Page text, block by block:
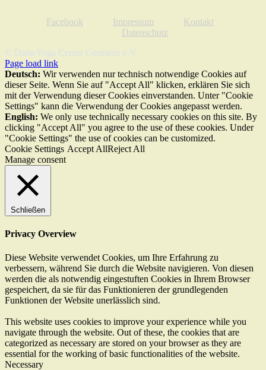
Facebook Impressum
Kontakt
Datenschutz
© Datta Yoga Center Germany e.V.
Page load link
Deutsch: Wir verwenden nur technisch notwendige Cookies auf
dieser Seite. Wenn Sie auf "Accept All" klicken, erklären Sie sich
mit der Verwendung dieser Cookies einverstanden. Unter "Cookie
Settings" kann die Verwendung der Cookies angepasst werden.
English: We only use technically necessary cookies on this site. By
clicking "Accept All" you agree to the use of these cookies. Under
"Cookie Settings" the use of cookies can be customized.
Cookie Settings Accept AllReject All
Manage consent
Schließen
Privacy Overview
Diese Website verwendet Cookies, um Ihre Erfahrung zu
verbessern, während Sie durch die Website navigieren. Von diesen
werden die als notwendig eingestuften Cookies in Ihrem Browser
gespeichert, da sie für das Funktionieren der grundlegenden
Funktionen der Website unerlässlich sind.
This website uses cookies to improve your experience while you
navigate through the website. Out of these, the cookies that are
categorized as necessary are stored on your browser as they are
essential for the working of basic functionalities of the website.
Necessary